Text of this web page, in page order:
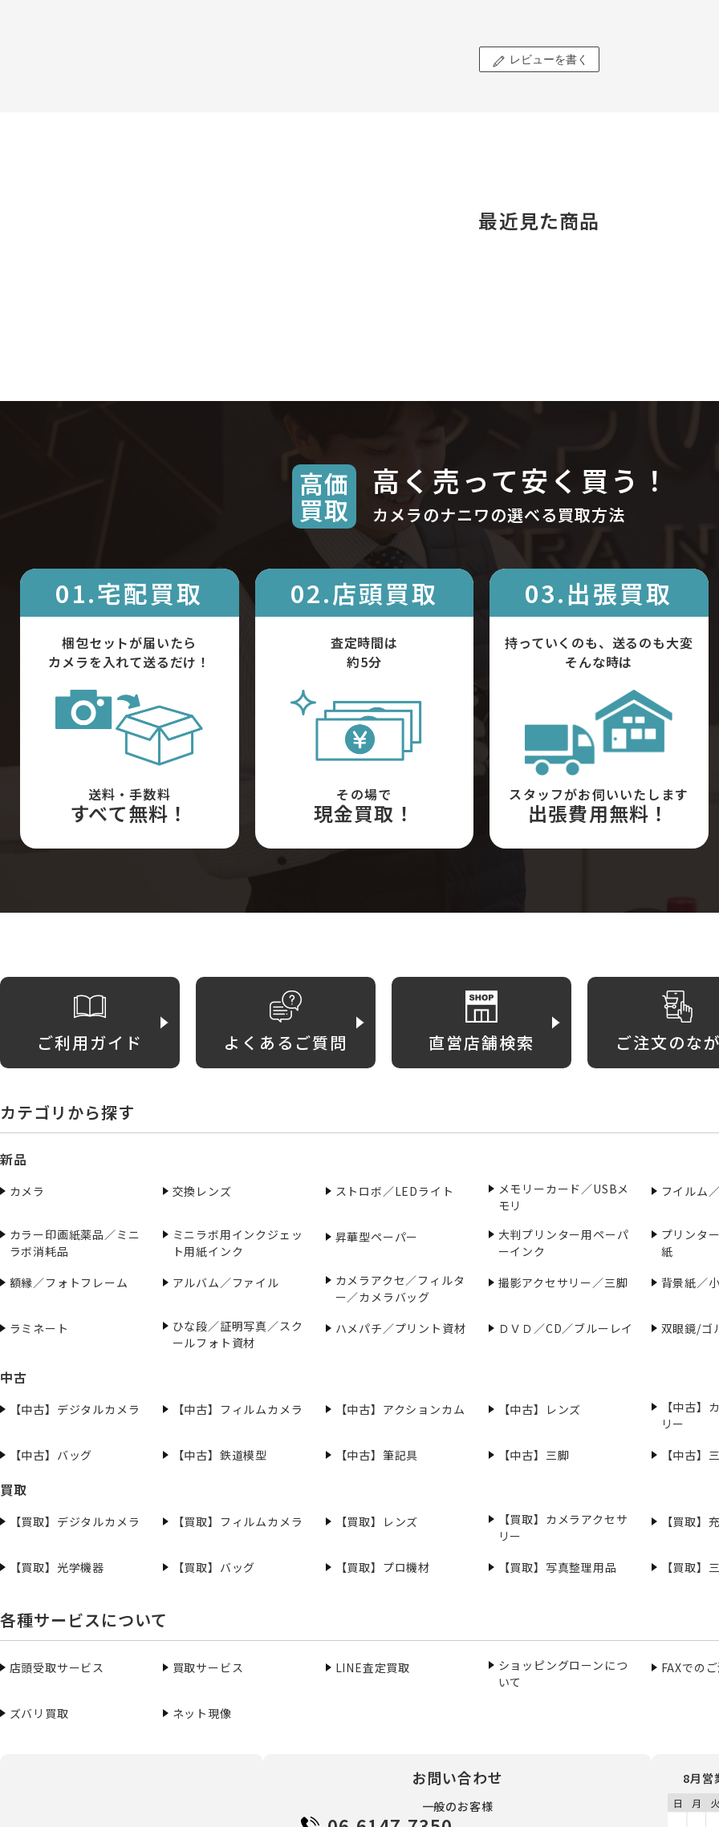
レビューを書く
最近見た商品
高価
買取
高く売って安く買う！
カメラのナニワの選べる買取方法
01.宅配買取
梱包セットが届いたら
カメラを入れて送るだけ！
送料・手数料
すべて無料！
02.店頭買取
査定時間は
約5分
その場で
現金買取！
03.出張買取
持っていくのも、送るのも大変
そんな時は
スタッフがお伺いいたします
出張費用無料！
ご利用ガイド よくあるご質問 直営店舗検索 ご注文のな
カテゴリから探す
新品
カメラ 交換レンズ ストロボ／LEDライト
メモリーカード／USBメ
モリ
フイルム
カラー印画紙薬品／ミニ
ラボ消耗品
ミニラボ用インクジェッ
ト用紙インク
昇華型ペーパー
大判プリンター用ペーパ
ーインク
プリンタ
紙
額縁／フォトフレーム
アルバム／ファイル
カメラアクセ／フィルタ
ー／カメラバッグ
撮影アクセサリー／三脚 背景紙／
ラミネート
ひな段／証明写真／スク
ールフォト資材
ハメパチ／プリント資材 ＤＶＤ／CD／ブルーレイ 双眼鏡/ゴ
中古
【中古】デジタルカメラ 【中古】フィルムカメラ 【中古】アクションカム 【中古】レンズ
【中古】
リー
【中古】バッグ 【中古】鉄道模型 【中古】筆記具 【中古】三脚 【中古】
買取
【買取】デジタルカメラ 【買取】フィルムカメラ 【買取】レンズ
【買取】カメラアクセサ
リー
【買取】
【買取】光学機器
【買取】バッグ 【買取】プロ機材 【買取】写真整理用品 【買取】
各種サービスについて
店頭受取サービス 買取サービス LINE査定買取
ショッピングローンにつ
いて
FAXでの
ズバリ買取 ネット現像
お問い合わせ
一般のお客様
8月営